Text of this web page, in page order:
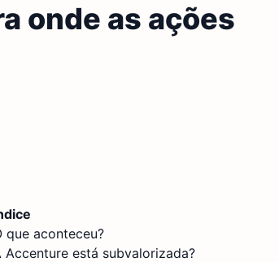
onde as ações
que aconteceu?
Accenture está subvalorizada?